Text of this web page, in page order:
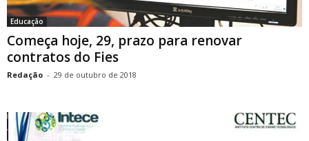
Educação
Começa hoje, 29, prazo para renovar
contratos do Fies
Redação - 29 de outubro de 2018